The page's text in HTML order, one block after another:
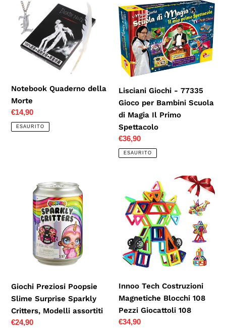
Notebook
Quaderno
della
Morte
Notebook Quaderno della
Morte
Prezzo
di
listino
€14,90
ESAURITO
Lisciani
Giochi
-
77335
Gioco
per
Bambini
Scuola
di
Magia
Il
Primo
Spettacolo
Lisciani Giochi - 77335
Gioco per Bambini Scuola
di Magia Il Primo
Spettacolo
Prezzo
di
listino
€36,90
ESAURITO
Preziosi
Poopsie
Surprise
Sparkly
Critters,
Giochi Preziosi Poopsie
Slime Surprise Sparkly
Critters, Modelli assortiti
Prezzo
€24,90
Costruzioni
Magnetiche
Blocchi
108
Pezzi
Giocattoli
Innoo Tech Costruzioni
Magnetiche Blocchi 108
Pezzi Giocattoli 108
Prezzo
€34,90